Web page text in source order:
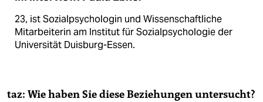
23, ist Sozialpsychologin und Wissenschaftliche
Mitarbeiterin am Institut für Sozialpsychologie der
Universität Duisburg-Essen.
taz: Wie haben Sie diese Beziehungen untersucht?